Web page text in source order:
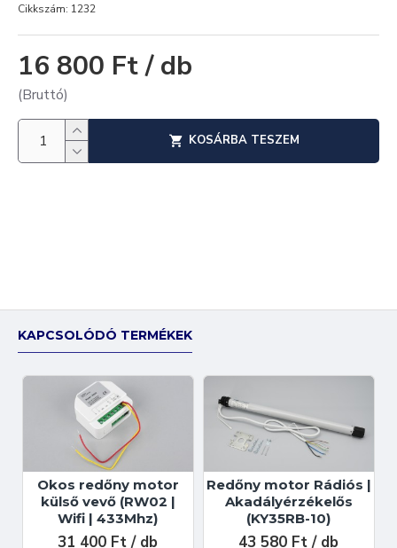
16 800 Ft / db
(Bruttó)
Cikkszám: 1232
KOSÁRBA TESZEM
KAPCSOLÓDÓ TERMÉKEK
Okos redőny motor
külső vevő (RW02 |
Wifi | 433Mhz)
31 400 Ft / db
Redőny motor Rádiós |
Akadályérzékelős
(KY35RB-10)
43 580 Ft / db